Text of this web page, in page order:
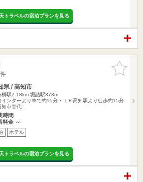
トラベルの宿泊プランを見る
お気に入
りに追加
県 / 高知市
橋駅7.18km 堀詰駅373m
インターより車で約15分・ＪＲ高知駅より徒歩約15分
知市廿代…
時間
料金 ～
ホテル
トラベルの宿泊プランを見る